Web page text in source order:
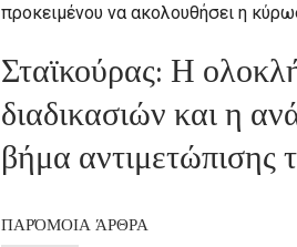
προκειμένου να ακολουθήσει η
Σταϊκούρας: Η
διαδικασιών και η
βήμα
ΠΑΡΌΜΟΙΑ ΆΡΘΡΑ